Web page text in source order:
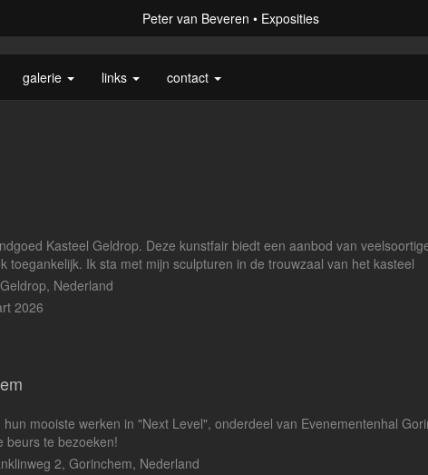
Peter van Beveren Exposities
galerie links contact
Kasteel Geldrop. Deze kunstfair biedt een aanbod van
toegankelijk. Ik sta met mijn sculpturen in de trouwzaal van het kasteel
Nederland
2026
mooiste werken in "Next Level", onderdeel van Evenementenhal
beurs te bezoeken!
2, Gorinchem, Nederland